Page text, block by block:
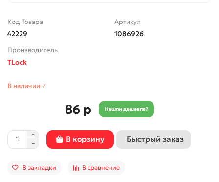
Код Товара
42229
Артикул
1086926
Производитель
TLock
В наличии ✓
86 р Нашли дешевле?
В корзину Быстрый заказ
В закладки В сравнение